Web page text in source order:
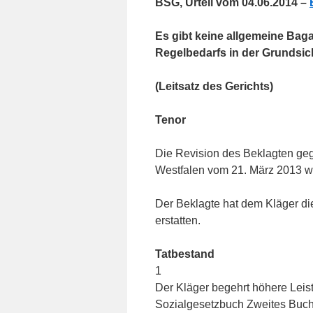
BSG, Urteil vom 04.06.2014 –
Es gibt keine allgemeine
Regelbedarfs in der
(Leitsatz des Gerichts)
Tenor
Die Revision des Beklagten
Westfalen vom 21. März 2013
Der Beklagte hat dem Kläger
erstatten.
Tatbestand
1
Der Kläger begehrt höhere
Sozialgesetzbuch Zweites